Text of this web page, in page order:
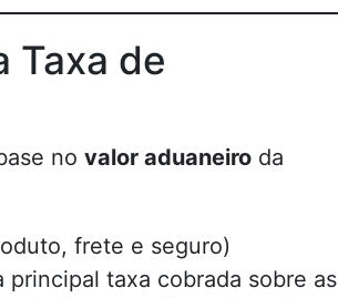
Taxa de
no valor aduaneiro da
frete e seguro)
principal taxa cobrada sobre as